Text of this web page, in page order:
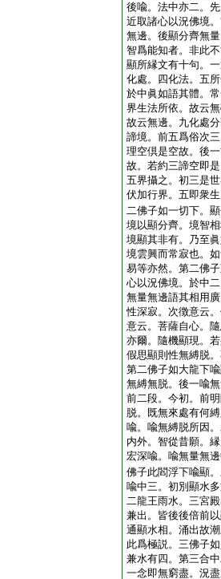
後喩。法中亦二。
近取諸心以況佛境
無邊。後顯分齊無
智爲能知者。非此
顯所縁文有十句。
化處。四化法。五
於中眞如語其體。
界生法所依。故云
故云無邊。九化處
諦境。前五爲俗次
理空倶是空故。後
故。若約三諦空即
五界攝之。初三是
伏加行界。五即衆
二佛子如一切下。
境以顯分齊。境智
境顯其非有。乃至
境雲興而常寂也。
易等亦然。第二佛
心以況佛境。於中
無量無邊語其相用
性深寂。次徴意云
意云。菩薩自心。
亦爾。隨機顯現。
假思顯則性無縛脱
第二佛子如大龍下
無縛無脱。後一喩
前二段。今初。前
脱。既無來處有何
喩。喩無縛脱所因
内外。智從昔願。
宏深喩。喩無量無
佛子此閻浮下喩顯
喩中三。初別顯水
二龍王雨水。三宮
兼出。皆後後倍前
通顯水相。涌出故
此爲極説。三佛子
兼水有四。第三合
一念即無窮盡。況